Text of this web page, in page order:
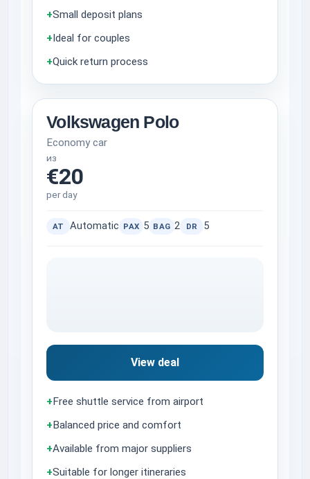
+Small deposit plans
+Ideal for couples
+Quick return process
Volkswagen Polo
Economy car
из
€20
per day
AT Automatic PAX 5 BAG 2 DR 5
View deal
+Free shuttle service from airport
+Balanced price and comfort
+Available from major suppliers
+Suitable for longer itineraries